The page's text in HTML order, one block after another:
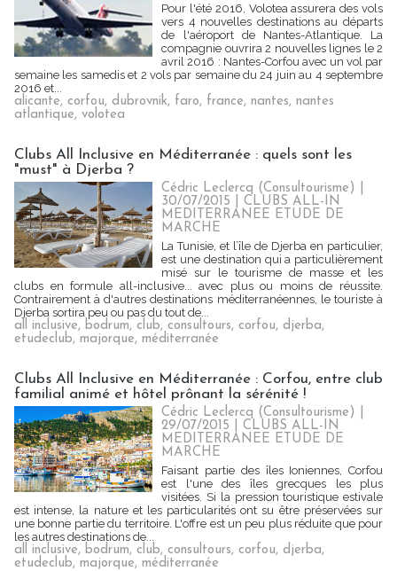
Pour l'été 2016, Volotea assurera des vols
vers 4 nouvelles destinations au départs
de l'aéroport de Nantes-Atlantique. La
compagnie ouvrira 2 nouvelles lignes le 2
avril 2016 : Nantes-Corfou avec un vol par
semaine les samedis et 2 vols par semaine du 24 juin au 4 septembre
2016 et...
alicante, corfou, dubrovnik, faro, france, nantes, nantes
atlantique, volotea
Clubs All Inclusive en Méditerranée : quels sont les
"must" à Djerba ?
Cédric Leclercq (Consultourisme) |
30/07/2015 |CLUBS ALL-IN
MEDITERRANEE ETUDE DE
MARCHE
La Tunisie, et l’île de Djerba en particulier,
est une destination qui a particulièrement
misé sur le tourisme de masse et les
clubs en formule all-inclusive... avec plus ou moins de réussite.
Contrairement à d'autres destinations méditerranéennes, le touriste à
Djerba sortira peu ou pas du tout de...
all inclusive, bodrum, club, consultours, corfou, djerba,
etudeclub, majorque, méditerranée
Clubs All Inclusive en Méditerranée : Corfou, entre club
familial animé et hôtel prônant la sérénité !
Cédric Leclercq (Consultourisme) |
29/07/2015 |CLUBS ALL-IN
MEDITERRANEE ETUDE DE
MARCHE
Faisant partie des îles Ioniennes, Corfou
est l'une des îles grecques les plus
visitées. Si la pression touristique estivale
est intense, la nature et les particularités ont su être préservées sur
une bonne partie du territoire. L'offre est un peu plus réduite que pour
les autres destinations de...
all inclusive, bodrum, club, consultours, corfou, djerba,
etudeclub, majorque, méditerranée